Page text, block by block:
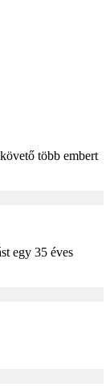
több embert
egy 35 éves